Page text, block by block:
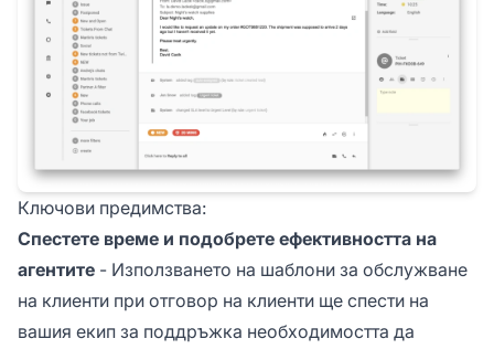
Ключови предимства:
Спестете време и подобрете ефективността на
агентите - Използването на шаблони за обслужване
на клиенти при отговор на клиенти ще спести на
вашия екип за поддръжка необходимостта да